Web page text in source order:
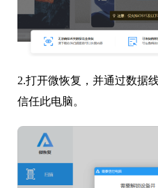
2.打开微恢复，并通过数据
信任此电脑。